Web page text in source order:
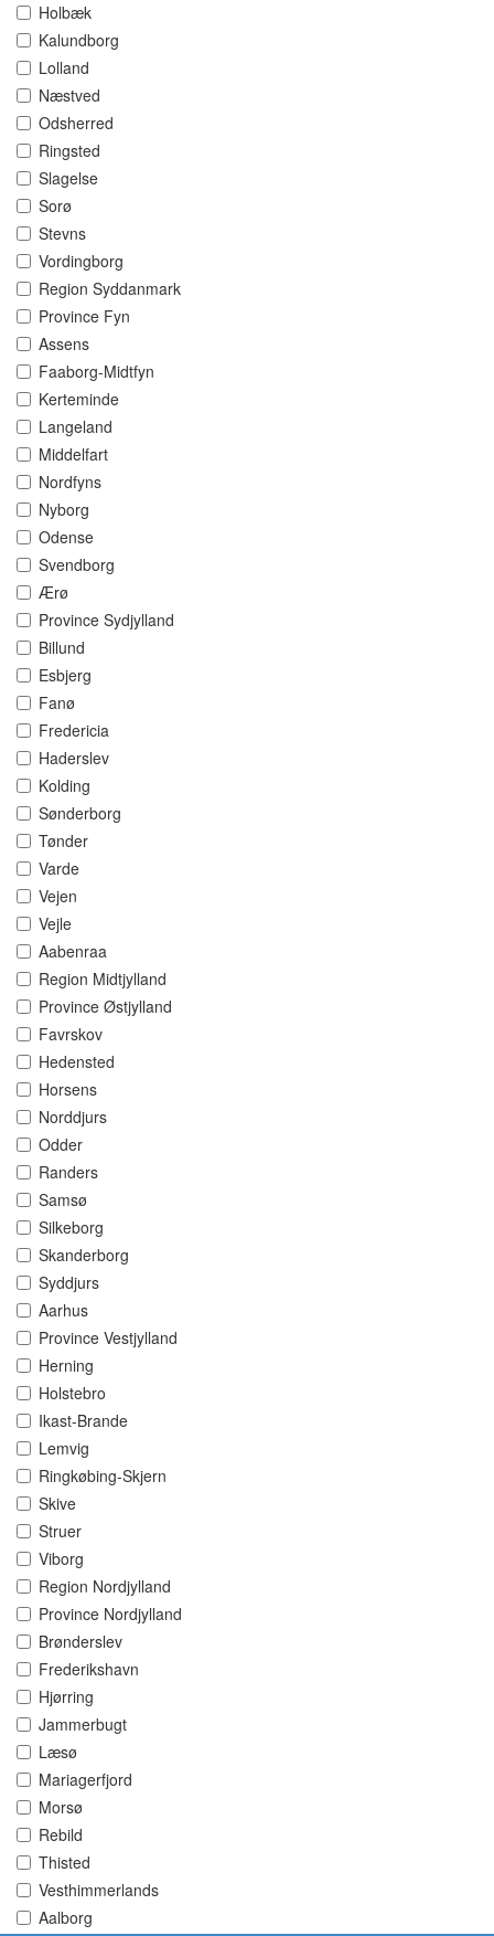
Holbæk
Kalundborg
Lolland
Næstved
Odsherred
Ringsted
Slagelse
Sorø
Stevns
Vordingborg
Region Syddanmark
Province Fyn
Assens
Faaborg-Midtfyn
Kerteminde
Langeland
Middelfart
Nordfyns
Nyborg
Odense
Svendborg
Ærø
Province Sydjylland
Billund
Esbjerg
Fanø
Fredericia
Haderslev
Kolding
Sønderborg
Tønder
Varde
Vejen
Vejle
Aabenraa
Region Midtjylland
Province Østjylland
Favrskov
Hedensted
Horsens
Norddjurs
Odder
Randers
Samsø
Silkeborg
Skanderborg
Syddjurs
Aarhus
Province Vestjylland
Herning
Holstebro
Ikast-Brande
Lemvig
Ringkøbing-Skjern
Skive
Struer
Viborg
Region Nordjylland
Province Nordjylland
Brønderslev
Frederikshavn
Hjørring
Jammerbugt
Læsø
Mariagerfjord
Morsø
Rebild
Thisted
Vesthimmerlands
Aalborg